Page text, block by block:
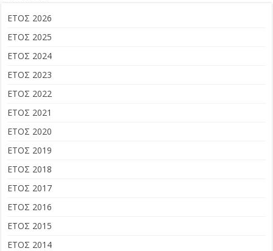
ΕΤΟΣ 2026
ΕΤΟΣ 2025
ΕΤΟΣ 2024
ΕΤΟΣ 2023
ΕΤΟΣ 2022
ΕΤΟΣ 2021
ΕΤΟΣ 2020
ΕΤΟΣ 2019
ΕΤΟΣ 2018
ΕΤΟΣ 2017
ΕΤΟΣ 2016
ΕΤΟΣ 2015
ΕΤΟΣ 2014